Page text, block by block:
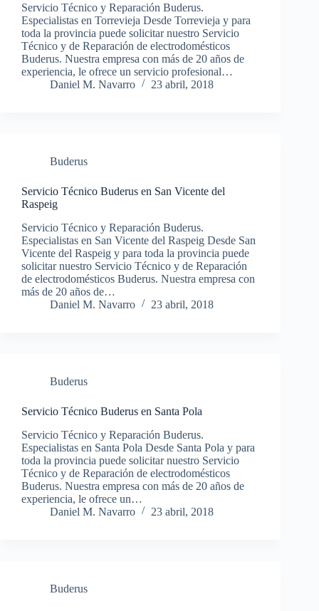
Servicio Técnico y Reparación Buderus.
Especialistas en Torrevieja Desde Torrevieja y para
toda la provincia puede solicitar nuestro Servicio
Técnico y de Reparación de electrodomésticos
Buderus. Nuestra empresa con más de 20 años de
experiencia, le ofrece un servicio profesional…
Daniel M. Navarro
23 abril, 2018
Buderus
Servicio Técnico Buderus en San Vicente del
Raspeig
Servicio Técnico y Reparación Buderus.
Especialistas en San Vicente del Raspeig Desde San
Vicente del Raspeig y para toda la provincia puede
solicitar nuestro Servicio Técnico y de Reparación
de electrodomésticos Buderus. Nuestra empresa con
más de 20 años de…
Daniel M. Navarro
23 abril, 2018
Buderus
Servicio Técnico Buderus en Santa Pola
Servicio Técnico y Reparación Buderus.
Especialistas en Santa Pola Desde Santa Pola y para
toda la provincia puede solicitar nuestro Servicio
Técnico y de Reparación de electrodomésticos
Buderus. Nuestra empresa con más de 20 años de
experiencia, le ofrece un…
Daniel M. Navarro
23 abril, 2018
Buderus